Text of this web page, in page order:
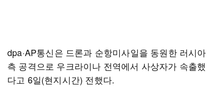
dpa·AP통신은 드론과 순항미사일을 동원한 러시아
측 공격으로 우크라이나 전역에서 사상자가 속출했
다고 6일(현지시간) 전했다.